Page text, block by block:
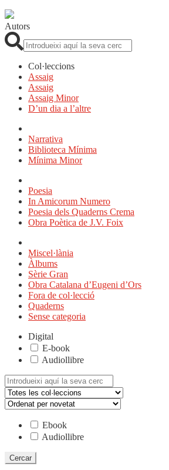
Autors
Col·leccions
Assaig
Assaig
Assaig Minor
D’un dia a l’altre
Narrativa
Biblioteca Mínima
Mínima Minor
Poesia
In Amicorum Numero
Poesia dels Quaderns Crema
Obra Poètica de J.V. Foix
Miscel·lània
Àlbums
Sèrie Gran
Obra Catalana d’Eugeni d’Ors
Fora de col·lecció
Quaderns
Sense categoria
Digital
E-book
Audiollibre
Cerca:
Ebook
Audiollibre